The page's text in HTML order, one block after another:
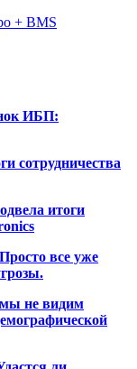
+ BMS
ИБП:
сотрудничества
итоги
все уже
не видим